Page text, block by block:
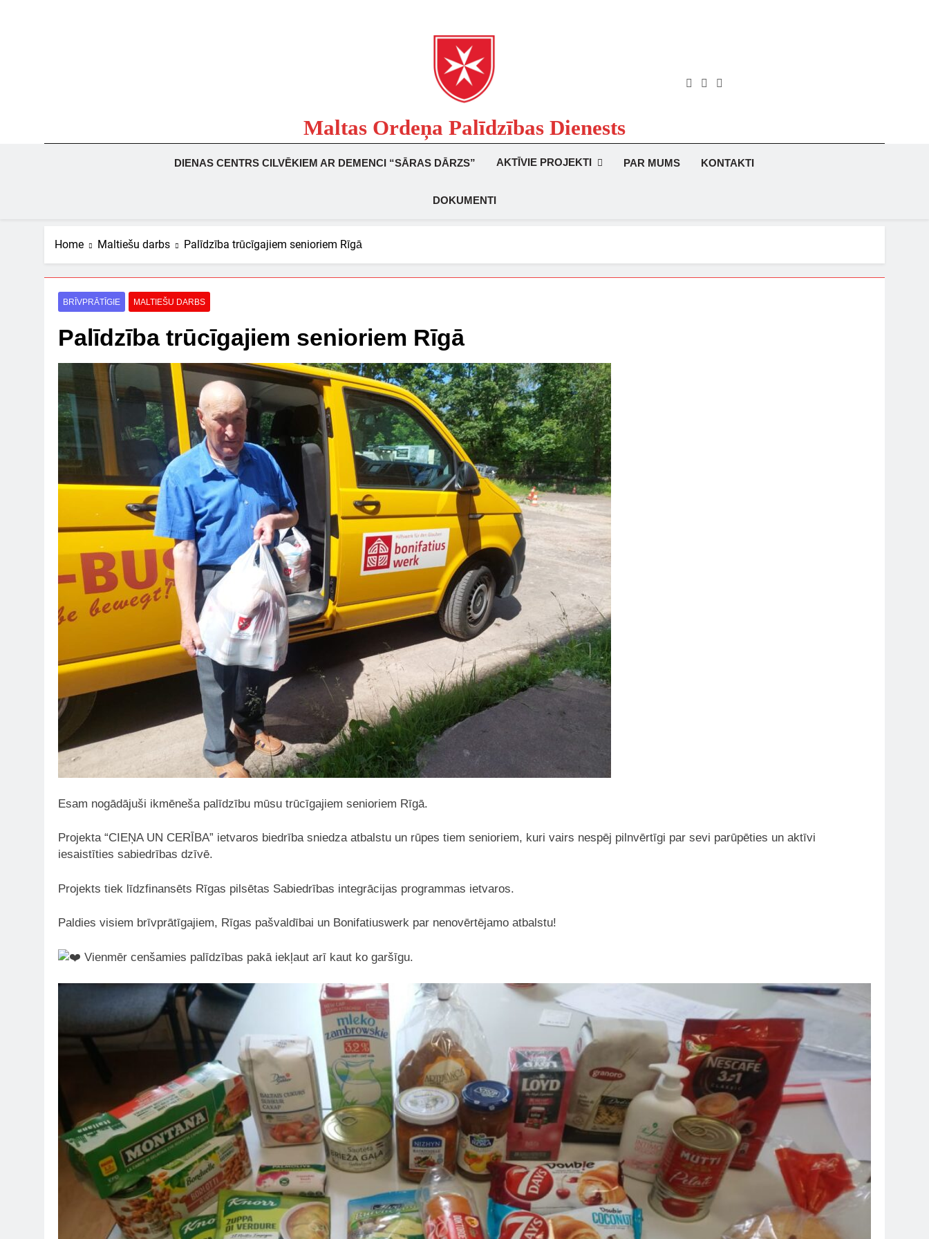
Maltas Ordeņa Palīdzības Dienests
Labdarības Organizācija
DIENAS CENTRS CILVĒKIEM AR DEMENCI “SĀRAS DĀRZS” AKTĪVIE PROJEKTI PAR MUMS KONTAKTI
DOKUMENTI
Home Maltiešu darbs Palīdzība trūcīgajiem senioriem Rīgā
BRĪVPRĀTĪGIE MALTIEŠU DARBS
Palīdzība trūcīgajiem senioriem Rīgā
Esam nogādājuši ikmēneša palīdzību mūsu trūcīgajiem senioriem Rīgā.
Projekta “CIEŅA UN CERĪBA” ietvaros biedrība sniedza atbalstu un rūpes tiem senioriem, kuri vairs nespēj pilnvērtīgi par sevi parūpēties un aktīvi
iesaistīties sabiedrības dzīvē.
Projekts tiek līdzfinansēts Rīgas pilsētas Sabiedrības integrācijas programmas ietvaros.
Paldies visiem brīvprātīgajiem, Rīgas pašvaldībai un Bonifatiuswerk par nenovērtējamo atbalstu!
Vienmēr cenšamies palīdzības pakā iekļaut arī kaut ko garšīgu.